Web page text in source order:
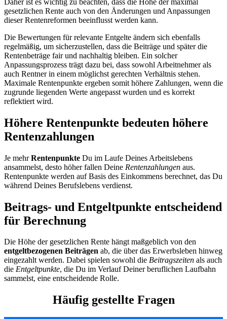
gesetzlichen Rente auch von den Änderungen und Anpassungen
dieser Rentenreformen beeinflusst werden kann.
Die Bewertungen für relevante Entgelte ändern sich ebenfalls
regelmäßig, um sicherzustellen, dass die Beiträge und später die
Rentenbeträge fair und nachhaltig bleiben. Ein solcher
Anpassungsprozess trägt dazu bei, dass sowohl Arbeitnehmer als
auch Rentner in einem möglichst gerechten Verhältnis stehen.
Maximale Rentenpunkte ergeben somit höhere Zahlungen, wenn die
zugrunde liegenden Werte angepasst wurden und es korrekt
reflektiert wird.
Höhere Rentenpunkte bedeuten höhere
Rentenzahlungen
Je mehrRentenpunkte Du im Laufe Deines Arbeitslebens
ansammelst, desto höher fallen Deine Rentenzahlungen aus.
Rentenpunkte werden auf Basis des Einkommens berechnet, das Du
während Deines Berufslebens verdienst.
Beitrags- und Entgeltpunkte entscheidend
für Berechnung
Die Höhe der gesetzlichen Rente hängt maßgeblich von den
entgeltbezogenen Beiträgen ab, die über das Erwerbsleben hinweg
eingezahlt werden. Dabei spielen sowohl die Beitragszeiten als auch
die Entgeltpunkte, die Du im Verlauf Deiner beruflichen Laufbahn
sammelst, eine entscheidende Rolle.
Häufig gestellte Fragen